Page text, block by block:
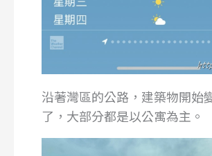
沿著灣區的公路，建築物開始
了，大部分都是以公寓為主。